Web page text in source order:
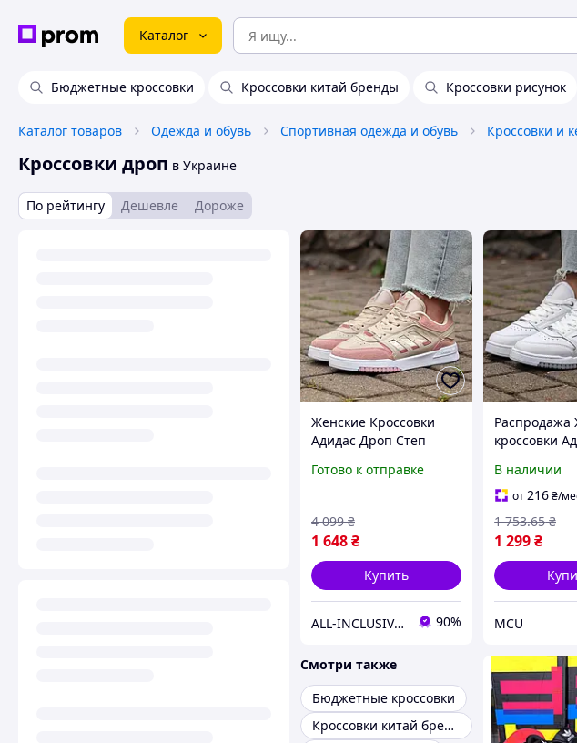
Каталог
Бюджетные кроссовки Кроссовки китай бренды Кроссовки рисунок
Каталог товаров Одежда и обувь Спортивная одежда и обувь Кроссовки и
Кроссовки дроп в Украине
По рейтингу Дешевле Дороже
Женские Кроссовки
Адидас Дроп Степ
Весенние, Кроссовки
Осенние
Готово к отправке
1 648₴
4 099 ₴
Купить
ALL-INCLUSIVE™ 90%
Распродажа
кроссовки
White Белый
В наличии
от216₴/
1 299₴
1 753.65 ₴
MCU
Смотри также
Бюджетные кроссовки
Кроссовки китай бренды